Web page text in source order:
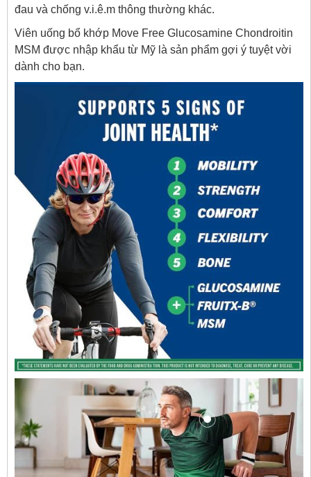
đau và chống v.i.ê.m thông thường khác.
Viên uống bổ khớp Move Free Glucosamine Chondroitin
MSM được nhập khẩu từ Mỹ là sản phẩm gợi ý tuyệt vời
dành cho bạn.